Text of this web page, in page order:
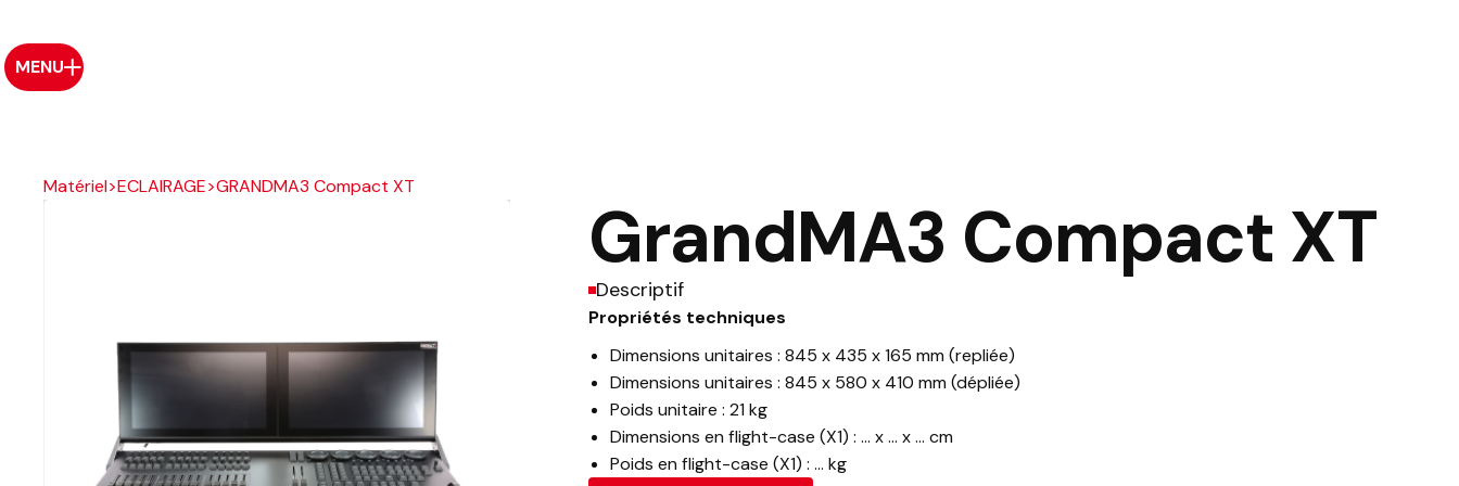
MENU
Matériel>ECLAIRAGE>GRANDMA3 Compact XT
GrandMA3 Compact XT
Descriptif
Propriétés techniques
Dimensions unitaires : 845 x 435 x 165 mm (repliée)
Dimensions unitaires : 845 x 580 x 410 mm (dépliée)
Poids unitaire : 21 kg
Dimensions en flight-case (X1) : … x … x … cm
Poids en flight-case (X1) : … kg